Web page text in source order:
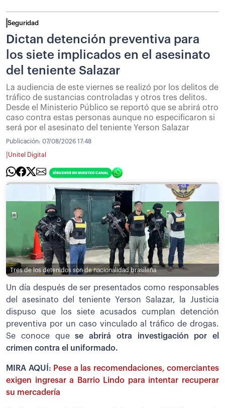
Seguridad
Dictan detención preventiva para
los siete implicados en el asesinato
del teniente Salazar
La audiencia de este viernes se realizó por los delitos de
tráfico de sustancias controladas y otros tres delitos.
Desde el Ministerio Público se reportó que se abrirá otro
caso contra estas personas aunque no especificaron si
será por el asesinato del teniente Yerson Salazar
Publicación: 07/08/2026 17:48
Unitel Digital
Tres de los detenidos son de nacionalidad brasileña
Un día después de ser presentados como responsables
del asesinato del teniente Yerson Salazar, la Justicia
dispuso que los siete acusados cumplan detención
preventiva por un caso vinculado al tráfico de drogas.
Se conoce quese abrirá otra investigación por el
crimen contra el uniformado.
MIRA AQUÍ: Pese a las recomendaciones, comerciantes
exigen ingresar a Barrio Lindo para intentar recuperar
su mercadería